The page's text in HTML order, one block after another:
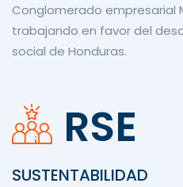
Conglomerado empresarial
trabajando en favor del
social de Honduras.
RSE
SUSTENTABILIDAD